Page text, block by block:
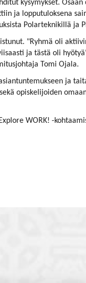
kysymykset.
ja lopputuloksena
Polarteknikillä ja
"Ryhmä oli
ja tästä oli
Tomi Ojala.
ja
opiskelijoiden
WORK! -